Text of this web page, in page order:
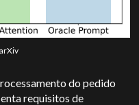
do pedido
requisitos de